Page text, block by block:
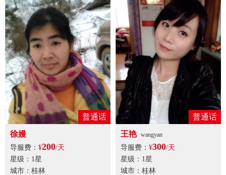
普通话
徐嫚
导服费： ¥200/天
星级：1星
城市：桂林
普通话
王艳 wangyan
导服费： ¥300/天
星级：1星
城市：桂林